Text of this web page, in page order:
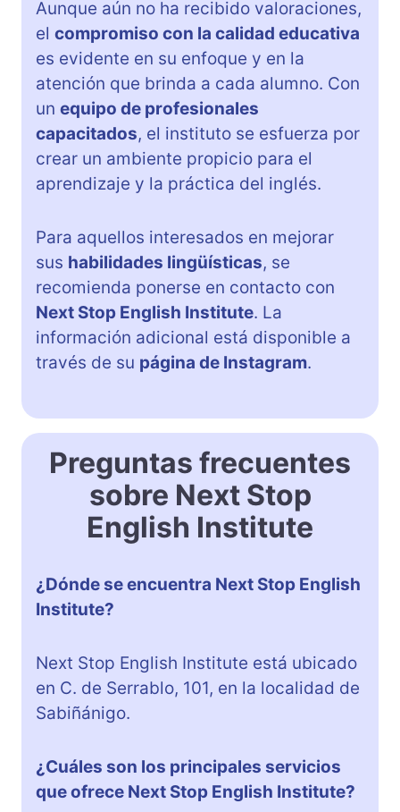
Aunque aún no ha recibido valoraciones,
el compromiso con la calidad educativa
es evidente en su enfoque y en la
atención que brinda a cada alumno. Con
un equipo de profesionales
capacitados, el instituto se esfuerza por
crear un ambiente propicio para el
aprendizaje y la práctica del inglés.
Para aquellos interesados en mejorar
sus habilidades lingüísticas, se
recomienda ponerse en contacto con
Next Stop English Institute. La
información adicional está disponible a
través de su página de Instagram.
Preguntas frecuentes
sobre Next Stop
English Institute
¿Dónde se encuentra Next Stop English
Institute?
Next Stop English Institute está ubicado
en C. de Serrablo, 101, en la localidad de
Sabiñánigo.
¿Cuáles son los principales servicios
que ofrece Next Stop English Institute?